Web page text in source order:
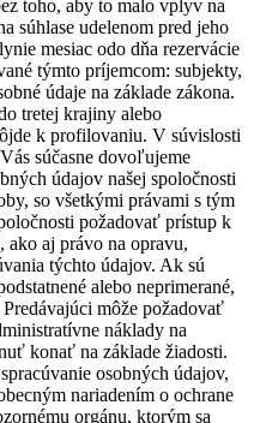
toho, aby to malo vplyv na
súhlase udelenom pred jeho
mesiac odo dňa rezervácie
týmto príjemcom: subjekty,
údaje na základe zákona.
tretej krajiny alebo
k profilovaniu. V súvislosti
súčasne dovoľujeme
údajov našej spoločnosti
so všetkými právami s tým
požadovať prístup k
ako aj právo na opravu,
týchto údajov. Ak sú
alebo neprimerané,
môže požadovať
náklady na
konať na základe žiadosti.
osobných údajov,
nariadením o ochrane
orgánu, ktorým sa